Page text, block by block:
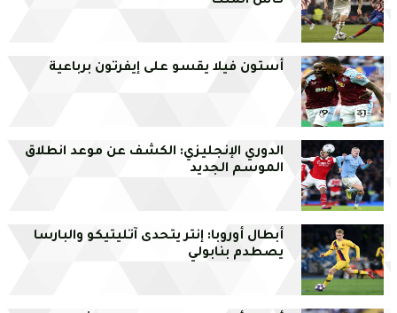
أستون فيلا يقسو على إيفرتون برباعية
الدوري الإنجليزي: الكشف عن موعد انطلاق
الموسم الجديد
أبطال أوروبا: إنتر يتحدى آتليتيكو والبارسا
يصطدم بنابولي